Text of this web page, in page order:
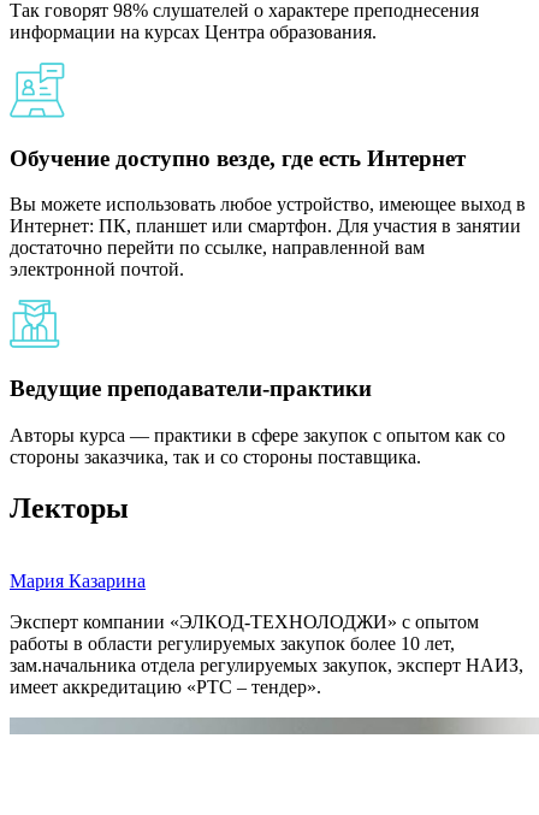
Так говорят 98% слушателей о характере преподнесения
информации на курсах Центра образования.
Обучение доступно везде, где есть Интернет
Вы можете использовать любое устройство, имеющее выход в
Интернет: ПК, планшет или смартфон. Для участия в занятии
достаточно перейти по ссылке, направленной вам
электронной почтой.
Ведущие преподаватели-практики
Авторы курса — практики в сфере закупок с опытом как со
стороны заказчика, так и со стороны поставщика.
Лекторы
Мария Казарина
Эксперт компании «ЭЛКОД-ТЕХНОЛОДЖИ» с опытом
работы в области регулируемых закупок более 10 лет,
зам.начальника отдела регулируемых закупок, эксперт НАИЗ,
имеет аккредитацию «РТС – тендер».